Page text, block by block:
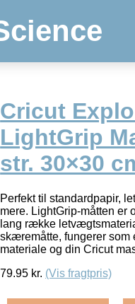
Cricut
LightGrip
str. 30×30
Perfekt til standardpapir,
mere. LightGrip-måtten er
lang række
skæremåtte, fungerer som
materiale og din Cricut
79.95 kr. (Vis fragtpris)